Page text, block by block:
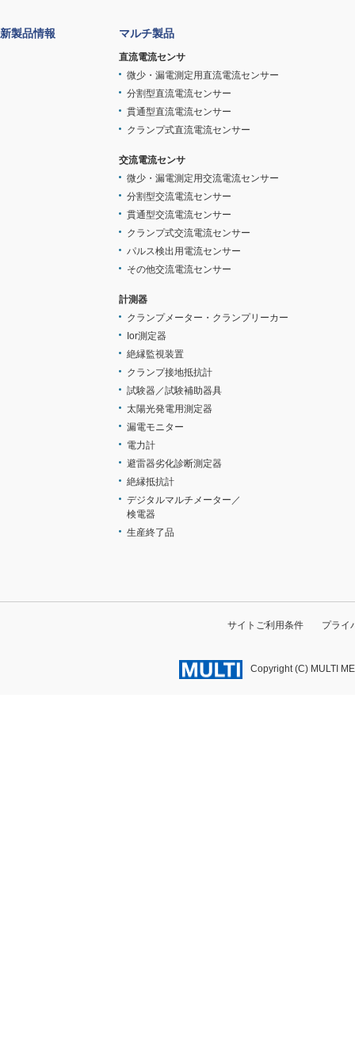
新製品情報 マルチ製品
直流電流センサ
微少・漏電測定用直流電流センサー
分割型直流電流センサー
貫通型直流電流センサー
クランプ式直流電流センサー
交流電流センサ
微少・漏電測定用交流電流センサー
分割型交流電流センサー
貫通型交流電流センサー
クランプ式交流電流センサー
パルス検出用電流センサー
その他交流電流センサー
計測器
クランプメーター・クランプリーカー
Ior測定器
絶縁監視装置
クランプ接地抵抗計
試験器／試験補助器具
太陽光発電用測定器
漏電モニター
電力計
避雷器劣化診断測定器
絶縁抵抗計
デジタルマルチメーター／
検電器
生産終了品
サイトご利用条件 プライ
Copyright (C) MULTI